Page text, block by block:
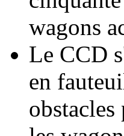
wagons
Le CCD
en